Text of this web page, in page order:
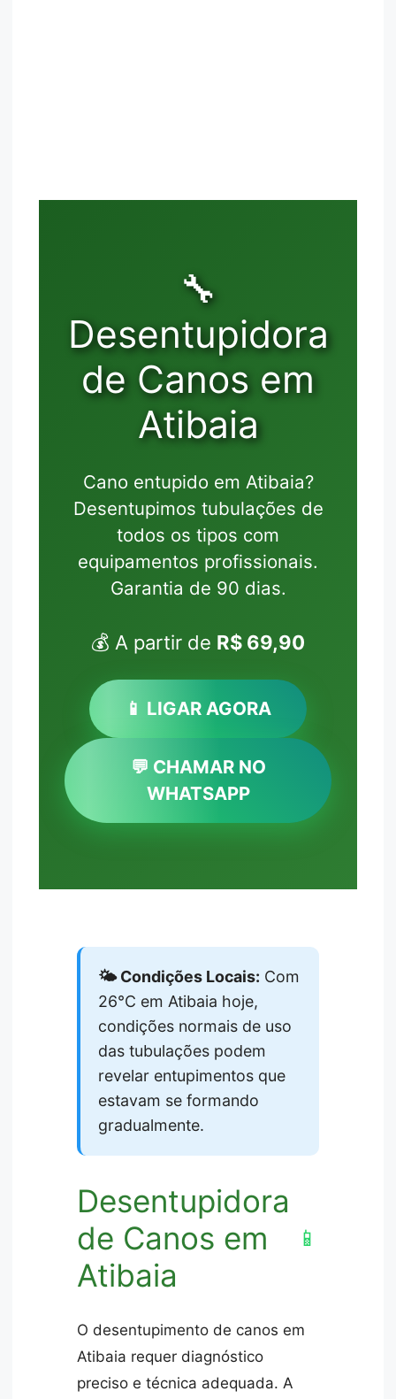
🔧
Desentupidora
de Canos em
Atibaia
Cano entupido em Atibaia?
Desentupimos tubulações de
todos os tipos com
equipamentos profissionais.
Garantia de 90 dias.
💰 A partir de R$ 69,90
📱 LIGAR AGORA
💬 CHAMAR NO
WHATSAPP
🌤️ Condições Locais: Com
26°C em Atibaia hoje,
condições normais de uso
das tubulações podem
revelar entupimentos que
estavam se formando
gradualmente.
Desentupidora
de Canos em
Atibaia
📱
O desentupimento de canos em
Atibaia requer diagnóstico
preciso e técnica adequada. A